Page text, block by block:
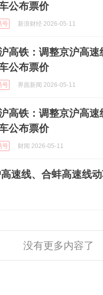
公布票价
号 新浪财经 2026-05-11
高铁：调整京沪高速
公布票价
号 界面新闻 2026-05-11
高铁：调整京沪高速
公布票价
号 财闻 2026-05-11
速线、合蚌高速线
没有更多内容了